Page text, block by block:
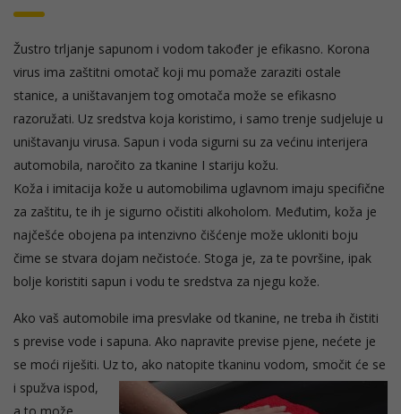
Žustro trljanje sapunom i vodom također je efikasno. Korona
virus ima zaštitni omotač koji mu pomaže zaraziti ostale
stanice, a uništavanjem tog omotača može se efikasno
razoružati. Uz sredstva koja koristimo, i samo trenje sudjeluje u
uništavanju virusa. Sapun i voda sigurni su za većinu interijera
automobila, naročito za tkanine I stariju kožu.
Koža i imitacija kože u automobilima uglavnom imaju specifične
za zaštitu, te ih je sigurno očistiti alkoholom. Međutim, koža je
najčešće obojena pa intenzivno čišćenje može ukloniti boju
čime se stvara dojam nečistoće. Stoga je, za te površine, ipak
bolje koristiti sapun i vodu te sredstva za njegu kože.
Ako vaš automobile ima presvlake od tkanine, ne treba ih čistiti
s previse vode i sapuna. Ako napravite previse pjene, nećete je
se moći riješiti. Uz to, ako natopite tkaninu vodom, smočit će se
i spužva ispod,